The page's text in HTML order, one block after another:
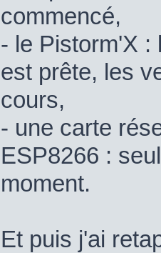
commencé,
- le Pistorm'X :
est prête, les
cours,
- une carte
ESP8266 :
moment.
Et puis j'ai